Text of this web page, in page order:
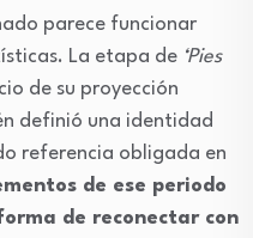
parece funcionar
La etapa de ‘Pies
de su proyección
definió una identidad
referencia obligada en
de ese periodo
de reconectar con